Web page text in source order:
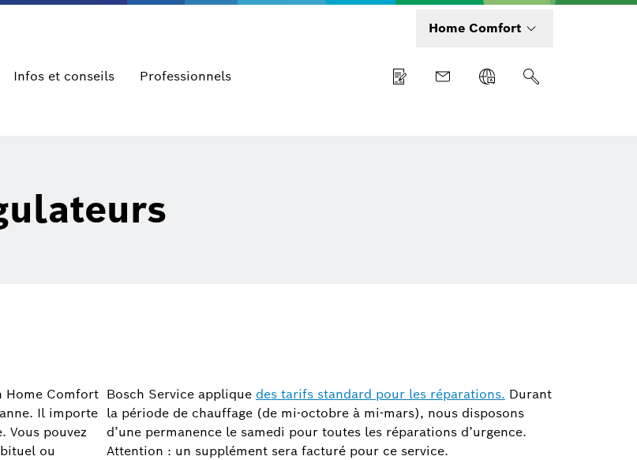
Home Comfort
Infos et conseils Professionnels
Home Comfort
Il importe
Vous pouvez
ou
Bosch Service applique des tarifs standard pour les réparations. Durant
la période de chauffage (de mi-octobre à mi-mars), nous disposons
d’une permanence le samedi pour toutes les réparations d’urgence.
Attention : un supplément sera facturé pour ce service.